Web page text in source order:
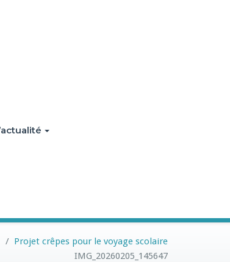
/ Projet crêpes pour le voyage scolaire
IMG_20260205_145647